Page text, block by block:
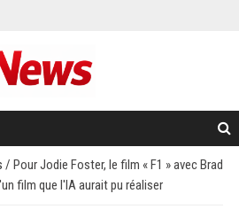
/ Pour Jodie Foster, le film « F1 » avec Brad
film que l'IA aurait pu réaliser